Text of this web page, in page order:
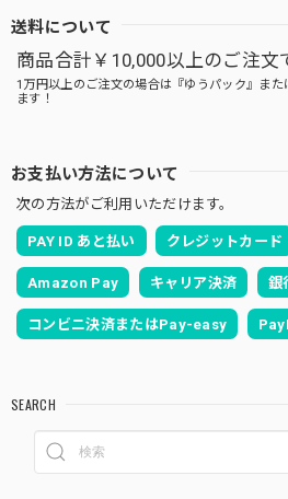
送料について
商品合計￥10,000以上のご注文
1万円以上のご注文の場合は『ゆうパック』ま
ます！
お支払い方法について
次の方法がご利用いただけます。
PAY ID あと払い クレジットカード
Amazon Pay キャリア決済 銀
コンビニ決済またはPay-easy
SEARCH